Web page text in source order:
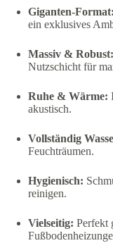
Giganten-Format:
ein exklusives
Massiv & Robust:
Nutzschicht für
Ruhe & Wärme:
akustisch.
Vollständig
Feuchträumen.
Hygienisch:
reinigen.
Vielseitig: Perfekt